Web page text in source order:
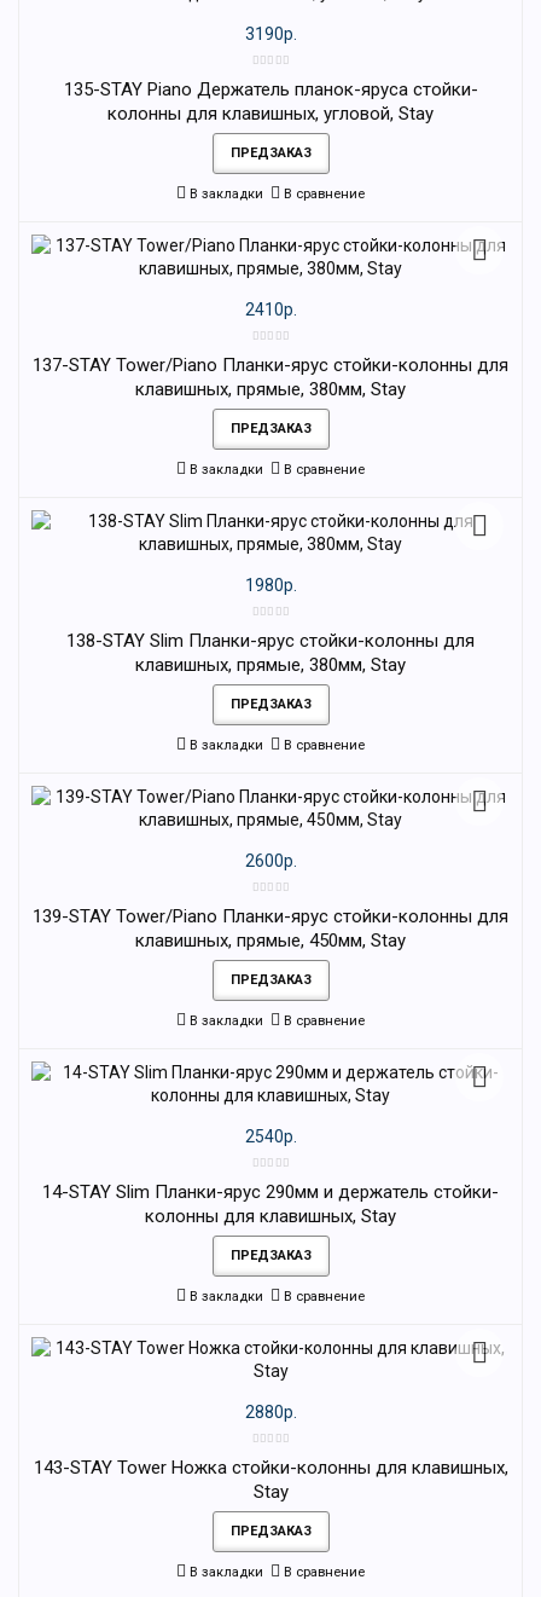
3190р.
135-STAY Piano Держатель планок-яруса стойки-
колонны для клавишных, угловой, Stay
ПРЕДЗАКАЗ
В закладки В сравнение
2410р.
137-STAY Tower/Piano Планки-ярус стойки-колонны для
клавишных, прямые, 380мм, Stay
ПРЕДЗАКАЗ
В закладки В сравнение
1980р.
138-STAY Slim Планки-ярус стойки-колонны для
клавишных, прямые, 380мм, Stay
ПРЕДЗАКАЗ
В закладки В сравнение
2600р.
139-STAY Tower/Piano Планки-ярус стойки-колонны для
клавишных, прямые, 450мм, Stay
ПРЕДЗАКАЗ
В закладки В сравнение
2540р.
14-STAY Slim Планки-ярус 290мм и держатель стойки-
колонны для клавишных, Stay
ПРЕДЗАКАЗ
В закладки В сравнение
2880р.
143-STAY Tower Ножка стойки-колонны для клавишных,
Stay
ПРЕДЗАКАЗ
В закладки В сравнение